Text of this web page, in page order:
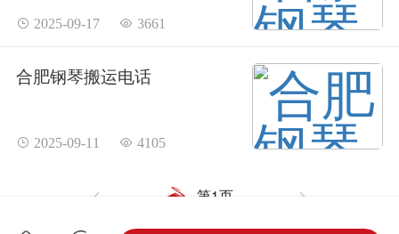
 2025-09-17  3661
合肥钢琴搬运电话
 2025-09-11  4105
 第1页 